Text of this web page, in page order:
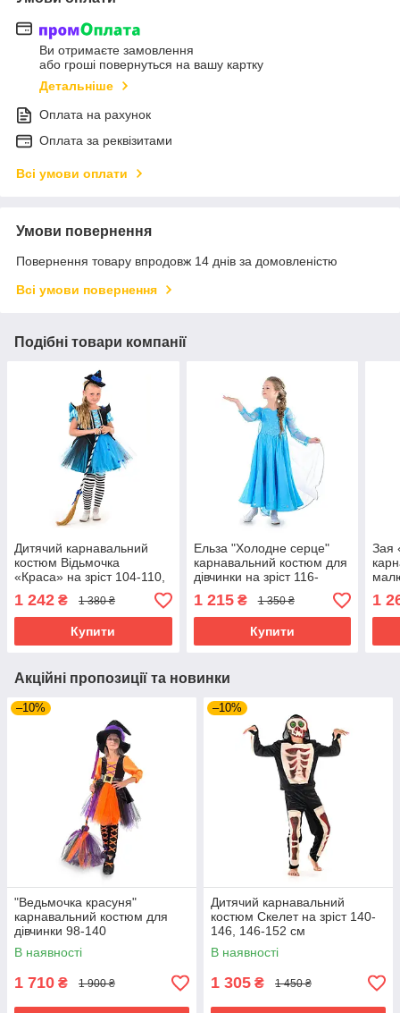
Ви отримаєте замовлення
або гроші повернуться на вашу картку
Детальніше
Оплата на рахунок
Оплата за реквізитами
Всі умови оплати
Умови повернення
Повернення товару впродовж 14 днів за домовленістю
Всі умови повернення
Подібні товари компанії
Дитячий карнавальний
костюм Відьмочка
«Краса» на зріст 104-110,
116-122, 130-140 см
1 242 ₴ 1 380 ₴
Купити
Ельза "Холодне серце"
карнавальний костюм для
дівчинки на зріст 116-
122,122-128 см
1 215₴ 1 350 ₴
Купити
Зая
1
Акційні пропозиції та новинки
–10%
"Ведьмочка красуня"
карнавальний костюм для
дівчинки 98-140
В наявності
1 710 ₴ 1 900 ₴
–10%
Дитячий карнавальний
костюм Скелет на зріст 140-
146, 146-152 см
В наявності
1 305 ₴ 1 450 ₴